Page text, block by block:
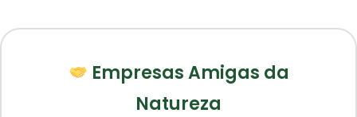
Empresas Amigas da
Natureza